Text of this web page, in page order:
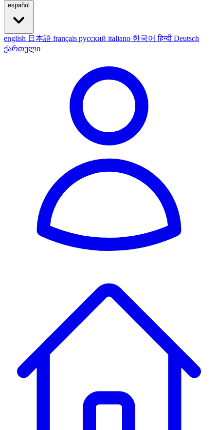
español
english 日本語 français русский italiano 한국어हिन्दी Deutsch
ქართული